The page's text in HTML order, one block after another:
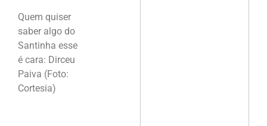
Quem quiser
saber algo do
Santinha esse
é cara: Dirceu
Paiva (Foto:
Cortesia)